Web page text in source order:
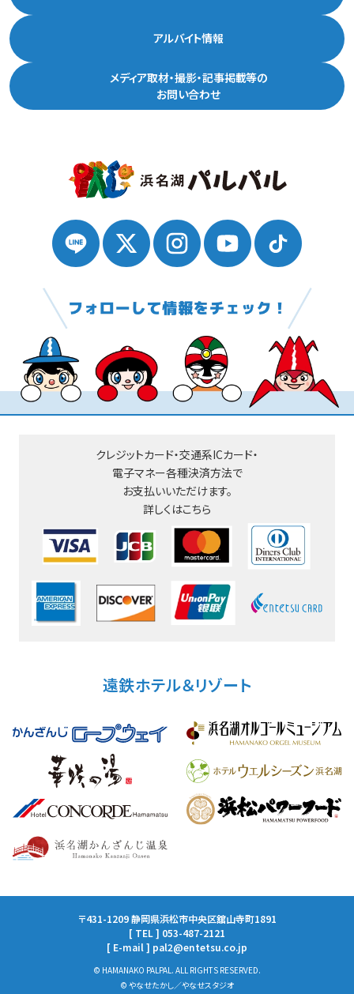
アルバイト情報
メディア取材・撮影・記事掲載等の
お問い合わせ
クレジットカード・交通系ICカード・
電子マネー各種決済方法で
お支払いいただけます。
詳しくはこちら
遠鉄ホテル＆リゾート
〒431-1209 静岡県浜松市中央区舘山寺町1891
[ TEL ] 053-487-2121
[ E-mail ] pal2@entetsu.co.jp
© HAMANAKO PALPAL. ALL RIGHTS RESERVED.
© やなせたかし／やなせスタジオ